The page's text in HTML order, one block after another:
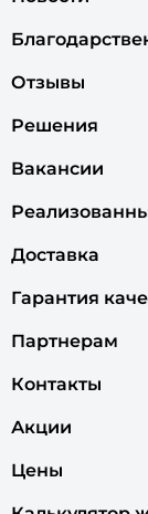
Отзывы
Решения
Вакансии
Доставка
Гарантия
Партнерам
Контакты
Акции
Цены